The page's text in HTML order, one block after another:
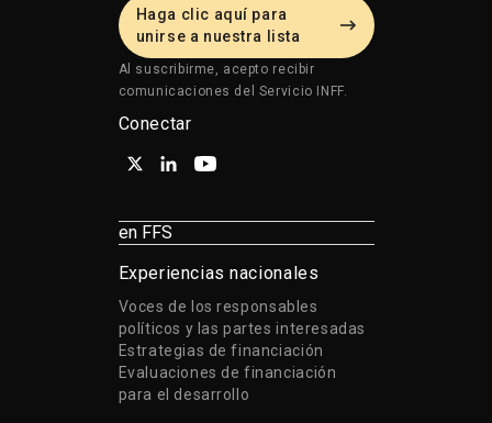
Haga clic aquí para
unirse a nuestra lista
Al suscribirme, acepto recibir
comunicaciones del Servicio INFF.
Conectar
en FFS
Experiencias nacionales
Voces de los responsables
políticos y las partes interesadas
Estrategias de financiación
Evaluaciones de financiación
para el desarrollo